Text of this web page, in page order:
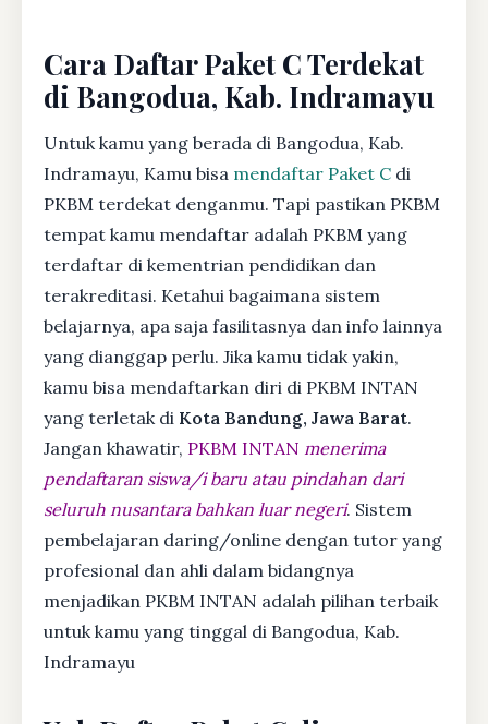
Cara Daftar Paket C Terdekat
di Bangodua, Kab. Indramayu
Untuk kamu yang berada di Bangodua, Kab.
Indramayu, Kamu bisa mendaftar Paket C di
PKBM terdekat denganmu. Tapi pastikan PKBM
tempat kamu mendaftar adalah PKBM yang
terdaftar di kementrian pendidikan dan
terakreditasi. Ketahui bagaimana sistem
belajarnya, apa saja fasilitasnya dan info lainnya
yang dianggap perlu. Jika kamu tidak yakin,
kamu bisa mendaftarkan diri di PKBM INTAN
yang terletak di Kota Bandung, Jawa Barat.
Jangan khawatir, PKBM INTAN menerima
pendaftaran siswa/i baru atau pindahan dari
seluruh nusantara bahkan luar negeri. Sistem
pembelajaran daring/online dengan tutor yang
profesional dan ahli dalam bidangnya
menjadikan PKBM INTAN adalah pilihan terbaik
untuk kamu yang tinggal di Bangodua, Kab.
Indramayu